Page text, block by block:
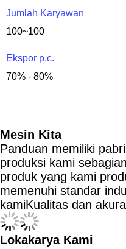
Jumlah Karyawan
100~100
Ekspor p.c.
70% - 80%
Mesin Kita
Panduan memiliki
produksi kami
produk yang kami
memenuhi standar
kamiKualitas dan